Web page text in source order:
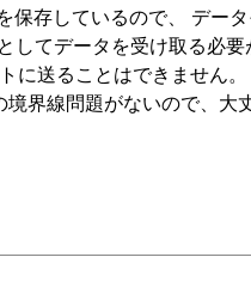
存しているので、 デー
てデータを受け取る必
に送ることはできません。
界線問題がないので、大